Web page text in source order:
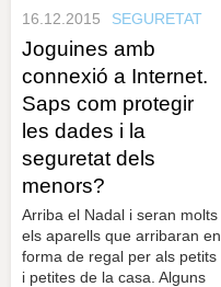
16.12.2015 SEGURETAT
Joguines amb
connexió a Internet.
Saps com protegir
les dades i la
seguretat dels
menors?
Arriba el Nadal i seran molts
els aparells que arribaran en
forma de regal per als petits
i petites de la casa. Alguns